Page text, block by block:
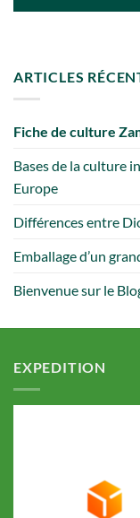
ARTICLES
Fiche de culture
Bases de la culture
Europe
Différences entre
Emballage d’un
Bienvenue sur le
EXPEDITION